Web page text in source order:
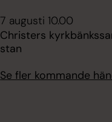
7 augusti 10.00
Christers
stan
Se fler kommande